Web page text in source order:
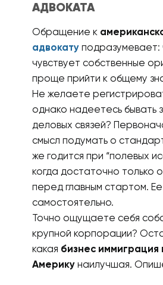
АДВОКАТА
Обращение к
адвокату подразумевает:
чувствует собственные
проще прийти к общему
Не желаете
однако надеетесь бывать
деловых связей?
смысл подумать о
же годится при “полевых
когда достаточно только
перед главным стартом.
самостоятельно.
Точно ощущаете себя
крупной корпорации?
какая бизнес иммиграция
Америкунаилучшая.